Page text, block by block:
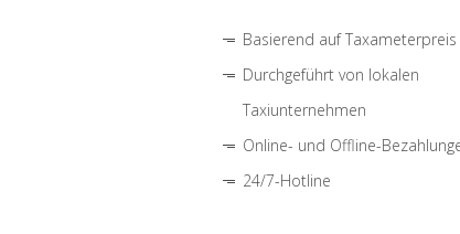
Basierend auf Taxameterpreis
Durchgeführt von lokalen
Taxiunternehmen
Online- und Offline-
24/7-Hotline